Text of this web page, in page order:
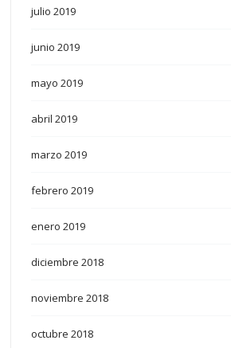
julio 2019
junio 2019
mayo 2019
abril 2019
marzo 2019
febrero 2019
enero 2019
diciembre 2018
noviembre 2018
octubre 2018